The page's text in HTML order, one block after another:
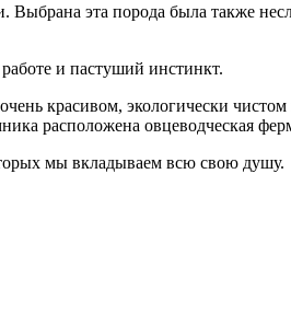
эта порода была также
и пастуший инстинкт.
красивом, экологически
расположена овцеводческая
мы вкладываем всю свою душу.